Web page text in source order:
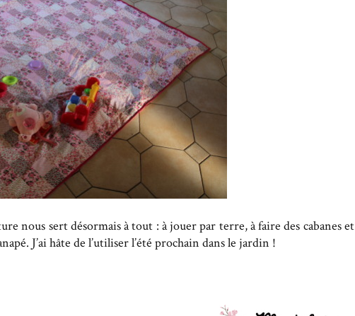
nous sert désormais à tout : à jouer par terre, à faire des cabanes et
. J’ai hâte de l’utiliser l’été prochain dans le jardin !